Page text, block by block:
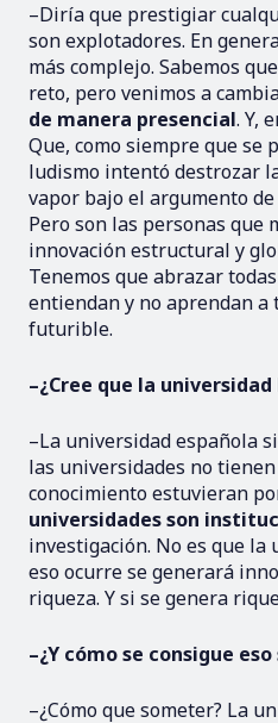
–Diría que prestigiar
son explotadores. En
más complejo. Sabemos
reto, pero venimos a
de manera presencial. Y,
Que, como siempre que se
ludismo intentó destrozar
vapor bajo el argumento
Pero son las personas que
innovación estructural y
Tenemos que abrazar
entiendan y no aprendan a
futurible.
–¿Cree que la
–La universidad española
las universidades no
conocimiento estuvieran
universidades son
investigación. No es que la
eso ocurre se generará
riqueza. Y si se genera
–¿Y cómo se consigue
–¿Cómo que someter? La